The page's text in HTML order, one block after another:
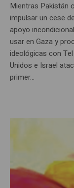
Mientras Pakistán
impulsar un cese
apoyo
usar en Gaza y
ideológicas con
Unidos e Israel
primer...